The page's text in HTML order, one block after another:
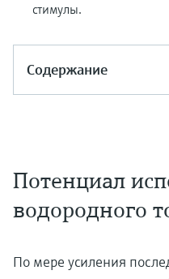
стимулы.
Содержание
Потенциал
водородного
По мере усиления